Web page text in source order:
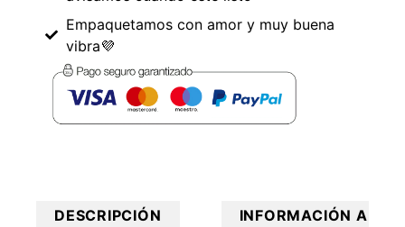
Empaquetamos con amor y muy buena
vibra💜
DESCRIPCIÓN INFORMACIÓN